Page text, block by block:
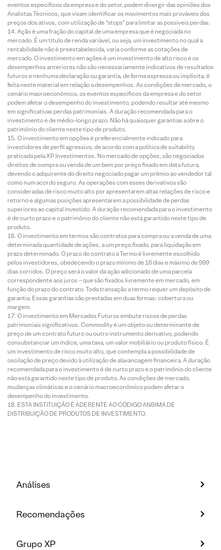
eventos específicos da empresa e do setor, podem divergir das opiniões dos
Analistas Técnicos, que visam identificar os movimentos mais prováveis dos
preços dos ativos, com utilização de “stops” para limitar as possíveis perdas.
Ação é uma fração do capital de uma empresa que é negociada no
mercado. É um título de renda variável, ou seja, um investimento no qual a
rentabilidade não é preestabelecida, varia conforme as cotações de
mercado. O investimento em ações é um investimento de alto risco e os
desempenhos anteriores não são necessariamente indicativos de resultados
futuros e nenhuma declaração ou garantia, de forma expressa ou implícita, é
feita neste material em relação a desempenhos. As condições de mercado, o
cenário macroeconômico, os eventos específicos da empresa e do setor
podem afetar o desempenho do investimento, podendo resultar até mesmo
em significativas perdas patrimoniais. A duração recomendada para o
investimento é de médio-longo prazo. Não há quaisquer garantias sobre o
patrimônio do cliente neste tipo de produto.
O investimento em opções é preferencialmente indicado para
investidores de perfil agressivo, de acordo com a política de suitability
praticada pela XP Investimentos. No mercado de opções, são negociados
direitos de compra ou venda de um bem por preço fixado em data futura,
devendo o adquirente do direito negociado pagar um prêmio ao vendedor tal
como num acordo seguro. As operações com esses derivativos são
consideradas de risco muito alto por apresentarem altas relações de risco e
retorno e algumas posições apresentarem a possibilidade de perdas
superiores ao capital investido. A duração recomendada para o investimento
é de curto prazo e o patrimônio do cliente não está garantido neste tipo de
produto.
O investimento em termos são contratos para compra ou a venda de uma
determinada quantidade de ações, a um preço fixado, para liquidação em
prazo determinado. O prazo do contrato a Termo é livremente escolhido
pelos investidores, obedecendo o prazo mínimo de 16 dias e máximo de 999
dias corridos. O preço será o valor da ação adicionado de uma parcela
correspondente aos juros – que são fixados livremente em mercado, em
função do prazo do contrato. Toda transação a termo requer um depósito de
garantia. Essas garantias são prestadas em duas formas: cobertura ou
margem.
O investimento em Mercados Futuros embute riscos de perdas
patrimoniais significativos. Commodity é um objeto ou determinante de
preço de um contrato futuro ou outro instrumento derivativo, podendo
consubstanciar um índice, uma taxa, um valor mobiliário ou produto físico. É
um investimento de risco muito alto, que contempla a possibilidade de
oscilação de preço devido à utilização de alavancagem financeira. A duração
recomendada para o investimento é de curto prazo e o patrimônio do cliente
não está garantido neste tipo de produto. As condições de mercado,
mudanças climáticas e o cenário macroeconômico podem afetar o
desempenho do investimento.
ESTA INSTITUIÇÃO É ADERENTE AO CÓDIGO ANBIMA DE
DISTRIBUIÇÃO DE PRODUTOS DE INVESTIMENTO.
Análises
Recomendações
Grupo XP